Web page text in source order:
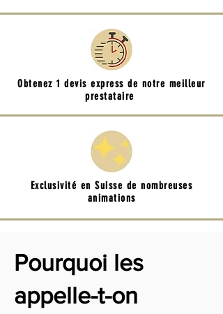
Obtenez 1 devis express de notre meilleur
prestataire
Exclusivité en Suisse de nombreuses
animations
Pourquoi les
appelle-t-on